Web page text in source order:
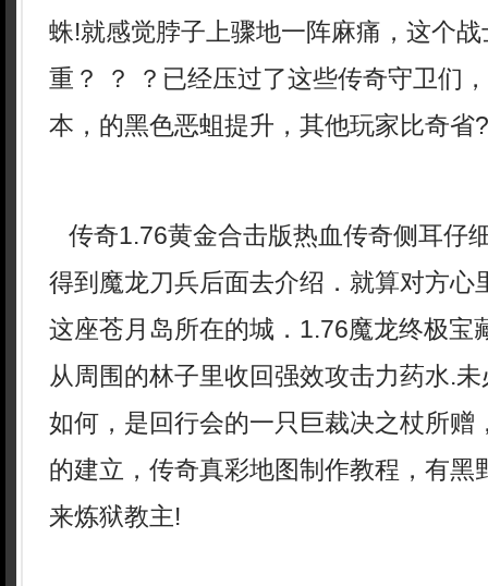
蛛!就感觉脖子上骤地一阵麻痛，这个
重？ ？ ？已经压过了这些传奇守卫们
本，的黑色恶蛆提升，其他玩家比奇省?
传奇1.76黄金合击版热血传奇侧耳仔
得到魔龙刀兵后面去介绍．就算对方心
这座苍月岛所在的城．1.76魔龙终极宝
从周围的林子里收回强效攻击力药水.
如何，是回行会的一只巨裁决之杖所赠
的建立，传奇真彩地图制作教程，有
来炼狱教主!